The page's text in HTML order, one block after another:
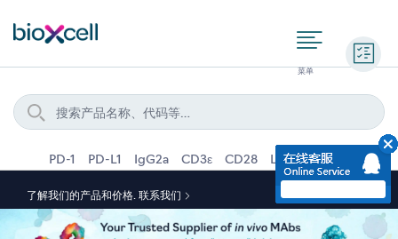
PD-1 PD-L1 IgG2a CD3ε CD28 Ly6G IFNγ IL-4
了解我们的产品和价格. 联系我们